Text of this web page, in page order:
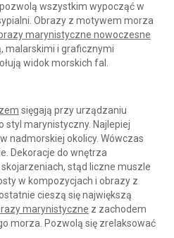
wszystkim wypocząć w
Obrazy z motywem morza
marynistyczne nowoczesne
malarskimi i graficznymi
widok morskich fal.
sięgają przy urządzaniu
marynistyczny. Najlepiej
nadmorskiej okolicy. Wówczas
Dekoracje do wnętrza
stąd liczne muszle
w kompozycjach i obrazy z
cieszą się największą
marynistyczne z zachodem
morza. Pozwolą się zrelaksować